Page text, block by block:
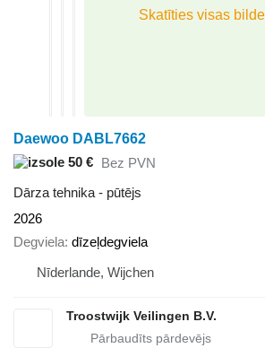
Daewoo DABL7662
50 € Bez PVN
Dārza tehnika - pūtējs
2026
Degviela dīzeļdegviela
Nīderlande, Wijchen
Troostwijk Veilingen B.V.